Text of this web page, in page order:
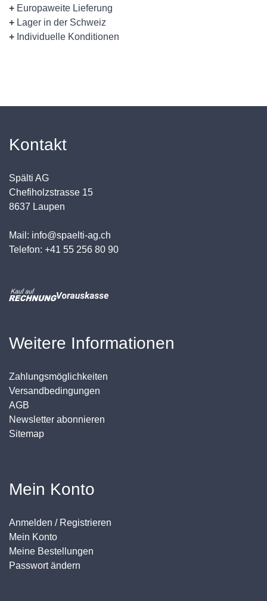
+ Europaweite Lieferung
+ Lager in der Schweiz
+ Individuelle Konditionen
Kontakt
Spälti AG
Chefiholzstrasse 15
8637 Laupen
Mail: info@spaelti-ag.ch
Telefon: +41 55 256 80 90
Weitere Informationen
Zahlungsmöglichkeiten
Versandbedingungen
AGB
Newsletter abonnieren
Sitemap
Mein Konto
Anmelden / Registrieren
Mein Konto
Meine Bestellungen
Passwort ändern